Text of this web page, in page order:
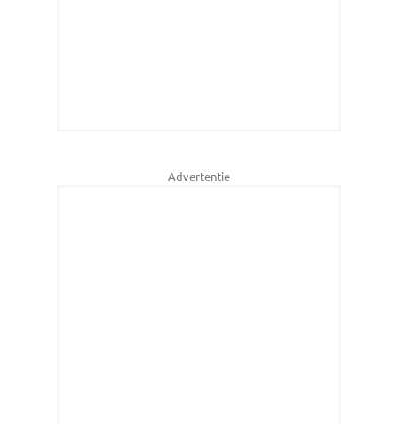
Advertentie